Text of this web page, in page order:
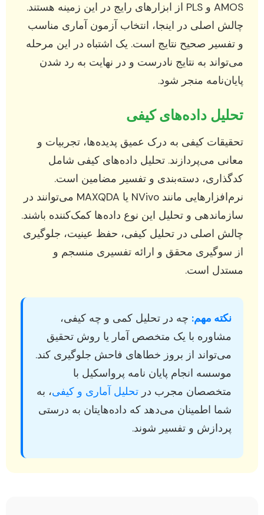
AMOS و PLS از ابزارهای رایج در این زمینه هستند.
چالش اصلی در اینجا، انتخاب آزمون آماری مناسب
و تفسیر صحیح نتایج است. یک اشتباه در این مرحله
می‌تواند به نتایج نادرست و در نهایت به رد شدن
پایان‌نامه منجر شود.
تحلیل داده‌های کیفی
تحقیقات کیفی به درک عمیق پدیده‌ها، تجربیات و
معانی می‌پردازند. تحلیل داده‌های کیفی شامل
کدگذاری، دسته‌بندی و تفسیر مضامین است.
نرم‌افزارهایی مانند NVivo یا MAXQDA می‌توانند در
سازماندهی و تحلیل این نوع داده‌ها کمک‌کننده باشند.
چالش اصلی در تحلیل کیفی، حفظ عینیت، جلوگیری
از سوگیری محقق و ارائه تفسیری منسجم و
مستدل است.
نکته مهم: چه در تحلیل کمی و چه کیفی،
مشاوره با یک متخصص آمار یا روش تحقیق
می‌تواند از بروز خطاهای فاحش جلوگیری کند.
موسسه انجام پایان نامه پرواسکیل با
متخصصان مجرب در تحلیل آماری و کیفی، به
شما اطمینان می‌دهد که داده‌هایتان به درستی
پردازش و تفسیر شوند.